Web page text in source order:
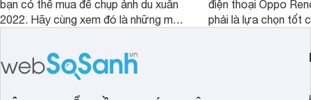
bạn có thể mua để chụp ảnh du xuân
2022. Hãy cùng xem đó là những mẫu
điện thoại Oppo
phải là lựa chọn tốt